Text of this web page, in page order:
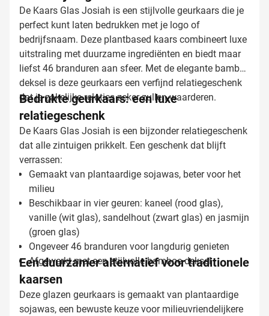
De Kaars Glas Josiah is een stijlvolle geurkaars die je
perfect kunt laten bedrukken met je logo of
bedrijfsnaam. Deze plantbased kaars combineert luxe
uitstraling met duurzame ingrediënten en biedt maar
liefst 46 branduren aan sfeer. Met de elegante bamboe
deksel is deze geurkaars een verfijnd relatiegeschenk
dat je zakelijke relaties zeker zullen waarderen.
Bedrukte geurkaars: een luxe
relatiegeschenk
De Kaars Glas Josiah is een bijzonder relatiegeschenk
dat alle zintuigen prikkelt. Een geschenk dat blijft
verrassen:
Gemaakt van plantaardige sojawas, beter voor het
milieu
Beschikbaar in vier geuren: kaneel (rood glas),
vanille (wit glas), sandelhout (zwart glas) en jasmijn
(groen glas)
Ongeveer 46 branduren voor langdurig genieten
Afgewerkt met een stijlvolle bamboe deksel
Een duurzamer alternatief voor traditionele
kaarsen
Deze glazen geurkaars is gemaakt van plantaardige
sojawas, een bewuste keuze voor milieuvriendelijkere